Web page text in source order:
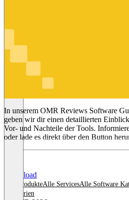
CRM
In unserem OMR Reviews Software
geben wir dir einen detaillierten
Vor- und Nachteile der Tools.
oder lade es direkt über den Button
Download
Alle ProdukteAlle ServicesAlle Software
Kategorien